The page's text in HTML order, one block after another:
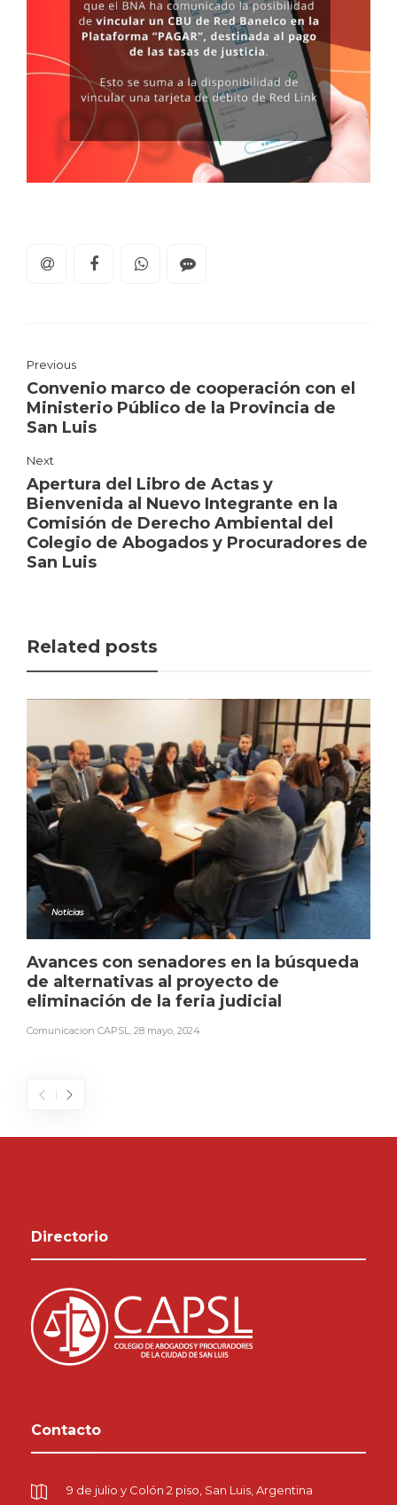
Previous
Convenio marco de cooperación con el
Ministerio Público de la Provincia de
San Luis
Next
Apertura del Libro de Actas y
Bienvenida al Nuevo Integrante en la
Comisión de Derecho Ambiental del
Colegio de Abogados y Procuradores de
San Luis
Related posts
Noticias
Avances con senadores en la búsqueda
de alternativas al proyecto de
eliminación de la feria judicial
Comunicacion CAPSL, 28 mayo, 2024
Directorio
Contacto
9 de julio y Colón 2 piso, San Luis, Argentina